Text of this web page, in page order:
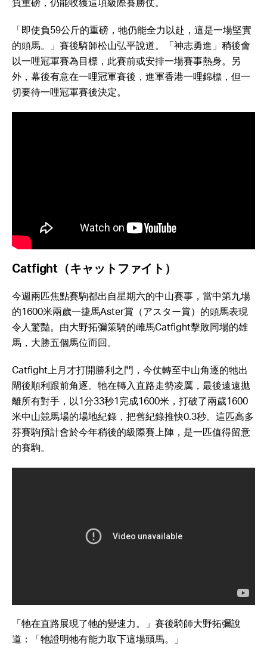
負重磅，仍能收獲這項級際賽勝仗。
「即使負59公斤的重磅，牠仍能全力以赴，這是一場堅實
的頭馬。」賽後騎師松山弘平說道。「神志勇進」稍後會
以一哩冠軍賽為目標，此賽前或安排一場賽事熱身。另
外，幕後有意在一哩冠軍賽後，進軍香港一哩錦標，但一
切要待一哩冠軍賽後決定。
Catfight（キャットファイト）
今週兩匹焦點賽駒都出自星期六的中山賽事，當中第九場
的1600米兩歲一捷馬Aster賞（アスター賞）的頭馬表現
令人驚豔。由大野拓彌策騎的雌馬Catfight擊敗同場的雄
馬，大勝五個馬位而回。
Catfight上月才打開勝利之門，今仗轉至中山角逐的牠出
閘後順利跟前角逐。牠在轉入直路走勢凌厲，最後遠遠拋
離所有對手，以1分33秒1完成1600米，打破了兩歲1600
米中山競馬場的場地紀錄，把舊紀錄推快0.3秒。這匹高多
芬賽駒預計會於今年稍後的級際賽上陣，是一匹值得留意
的賽駒。
「牠在直路展現了牠的變速力。」賽後騎師大野拓彌說
道：「牠證明牠有能力取下這場頭馬。」